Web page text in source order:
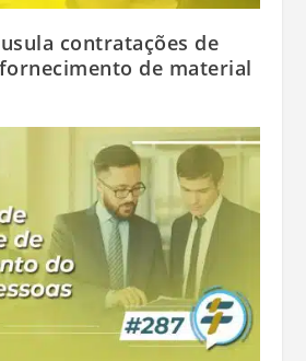
contratações de
de material